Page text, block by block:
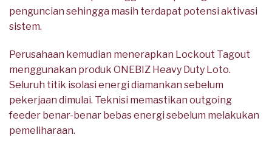
penguncian sehingga masih terdapat potensi aktivasi
sistem.
Perusahaan kemudian menerapkan Lockout Tagout
menggunakan produk ONEBIZ Heavy Duty Loto.
Seluruh titik isolasi energi diamankan sebelum
pekerjaan dimulai. Teknisi memastikan outgoing
feeder benar-benar bebas energi sebelum melakukan
pemeliharaan.